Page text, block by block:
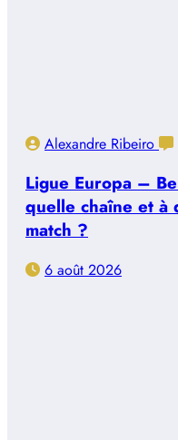
Alexandre Ribeiro
Ligue Europa –
quelle chaîne et à
match ?
6 août 2026